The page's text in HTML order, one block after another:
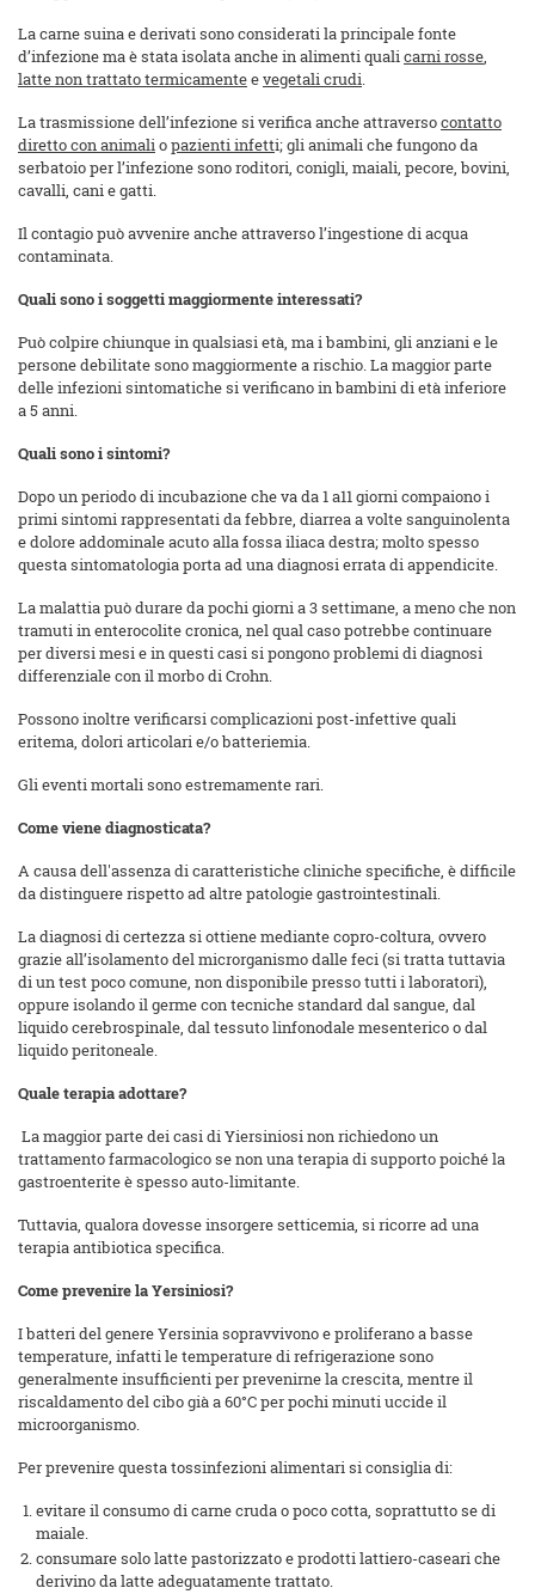
La carne suina e derivati sono considerati la principale fonte
d’infezione ma è stata isolata anche in alimenti qualicarni rosse,
latte non trattato termicamenteevegetali crudi.
La trasmissione dell’infezione si verifica anche attraversocontatto
diretto con animaliopazienti infetti; gli animali che fungono da
serbatoio per l’infezione sono roditori, conigli, maiali, pecore, bovini,
cavalli, cani e gatti.
Il contagio può avvenire anche attraverso l’ingestione di acqua
contaminata.
Quali sono i soggetti maggiormente interessati?
Può colpire chiunque in qualsiasi età, ma i bambini, gli anziani e le
persone debilitate sono maggiormente a rischio. La maggior parte
delle infezioni sintomatiche si verificano in bambini di età inferiore
a 5 anni.
Quali sono i sintomi?
Dopo un periodo di incubazione che va da 1 a11 giorni compaiono i
primi sintomi rappresentati da febbre, diarrea a volte sanguinolenta
e dolore addominale acuto alla fossa iliaca destra; molto spesso
questa sintomatologia porta ad una diagnosi errata di appendicite.
La malattia può durare da pochi giorni a 3 settimane, a meno che non
tramuti in enterocolite cronica, nel qual caso potrebbe continuare
per diversi mesi e in questi casi si pongono problemi di diagnosi
differenziale con il morbo di Crohn.
Possono inoltre verificarsi complicazioni post-infettive quali
eritema, dolori articolari e/o batteriemia.
Gli eventi mortali sono estremamente rari.
Come viene diagnosticata?
A causa dell'assenza di caratteristiche cliniche specifiche, è difficile
da distinguere rispetto ad altre patologie gastrointestinali.
La diagnosi di certezza si ottiene mediante copro-coltura, ovvero
grazie all’isolamento del microrganismo dalle feci (si tratta tuttavia
di un test poco comune, non disponibile presso tutti i laboratori),
oppure isolando il germe con tecniche standard dal sangue, dal
liquido cerebrospinale, dal tessuto linfonodale mesenterico o dal
liquido peritoneale.
Quale terapia adottare?
La maggior parte dei casi di Yiersiniosi non richiedono un
trattamento farmacologico se non una terapia di supporto poiché la
gastroenterite è spesso auto-limitante.
Tuttavia, qualora dovesse insorgere setticemia, si ricorre ad una
terapia antibiotica specifica.
Come prevenire la Yersiniosi?
I batteri del genere Yersinia sopravvivono e proliferano a basse
temperature, infatti le temperature di refrigerazione sono
generalmente insufficienti per prevenirne la crescita, mentre il
riscaldamento del cibo già a 60°C per pochi minuti uccide il
microorganismo.
Per prevenire questa tossinfezioni alimentari si consiglia di:
evitare il consumo di carne cruda o poco cotta, soprattutto se di
maiale.
consumare solo latte pastorizzato e prodotti lattiero-caseari che
derivino da latte adeguatamente trattato.